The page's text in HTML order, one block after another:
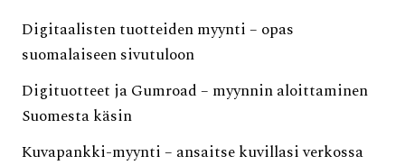
Digitaalisten tuotteiden myynti – opas
suomalaiseen sivutuloon
Digituotteet ja Gumroad – myynnin aloittaminen
Suomesta käsin
Kuvapankki-myynti – ansaitse kuvillasi verkossa